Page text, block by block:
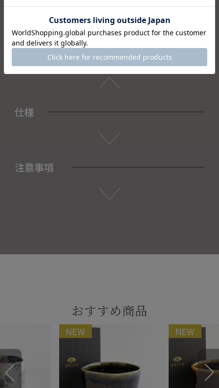
＜セット内容＞
・抹茶碗×1
・化粧箱×1
仕様
注意事項
おすすめ商品
NEW NEW